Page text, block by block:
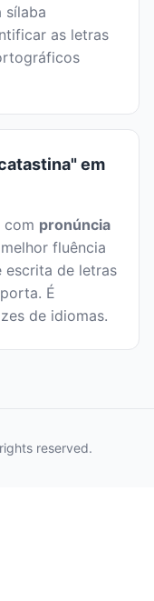
sílaba
as letras
em
com pronúncia
fluência
escrita de letras
É
de idiomas.
reserved.